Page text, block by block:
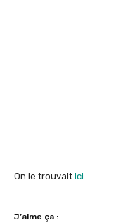
On le trouvait ici.
J’aime ça :